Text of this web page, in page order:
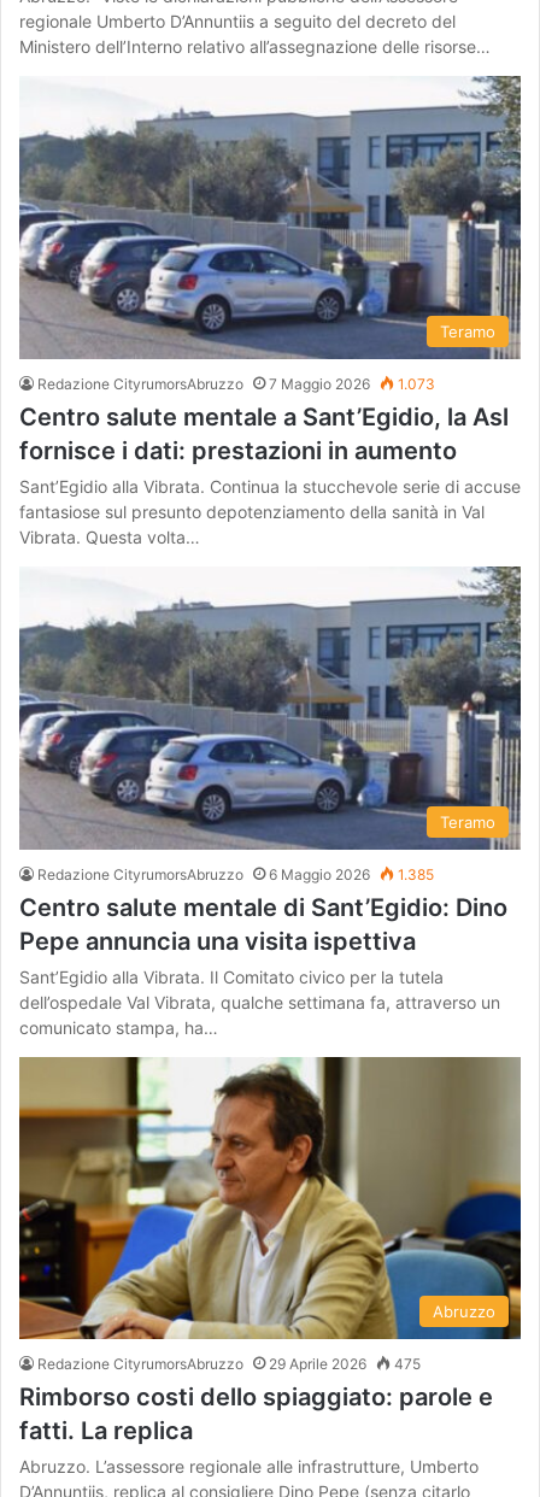
regionale Umberto D’Annuntiis a seguito del decreto del
Ministero dell’Interno relativo all’assegnazione delle risorse…
Teramo
Redazione CityrumorsAbruzzo 7 Maggio 2026 1.073
Centro salute mentale a Sant’Egidio, la Asl
fornisce i dati: prestazioni in aumento
Sant’Egidio alla Vibrata. Continua la stucchevole serie di accuse
fantasiose sul presunto depotenziamento della sanità in Val
Vibrata. Questa volta…
Teramo
Redazione CityrumorsAbruzzo 6 Maggio 2026 1.385
Centro salute mentale di Sant’Egidio: Dino
Pepe annuncia una visita ispettiva
Sant’Egidio alla Vibrata. Il Comitato civico per la tutela
dell’ospedale Val Vibrata, qualche settimana fa, attraverso un
comunicato stampa, ha…
Abruzzo
Redazione CityrumorsAbruzzo 29 Aprile 2026 475
Rimborso costi dello spiaggiato: parole e
fatti. La replica
Abruzzo. L’assessore regionale alle infrastrutture, Umberto
D’Annuntiis, replica al consigliere Dino Pepe (senza citarlo